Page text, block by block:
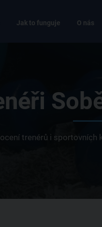
Jak to funguje O nás
trenérů i